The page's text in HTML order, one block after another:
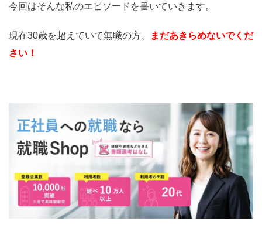
今回はそんな私のエピソードを書いていきます。
現在30歳を超えていて無職の方、
まだあきらめないでくだ
さい！